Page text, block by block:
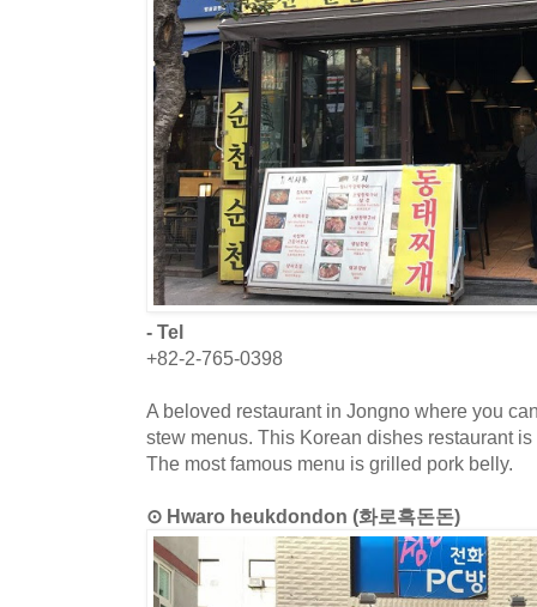
- Tel
+82-2-765-0398
A beloved restaurant in Jongno where you
stew menus. This Korean dishes restaurant
The most famous menu is grilled pork belly.
⊙ Hwaro heukdondon (화로흑돈돈)